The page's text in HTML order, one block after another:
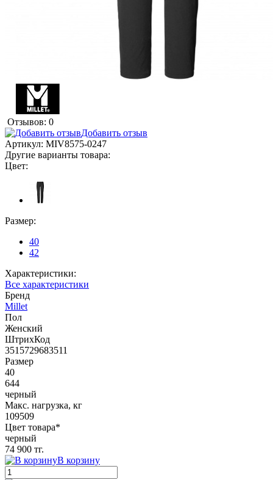
Отзывов: 0
Добавить отзыв
Артикул: MIV8575-0247
Другие варианты товара:
Цвет:
Размер:
40
42
Характеристики:
Все характеристики
Бренд
Millet
Пол
Женский
ШтрихКод
3515729683511
Размер
40
644
черный
Макс. нагрузка, кг
109509
Цвет товара*
черный
74 900 тг.
В корзину